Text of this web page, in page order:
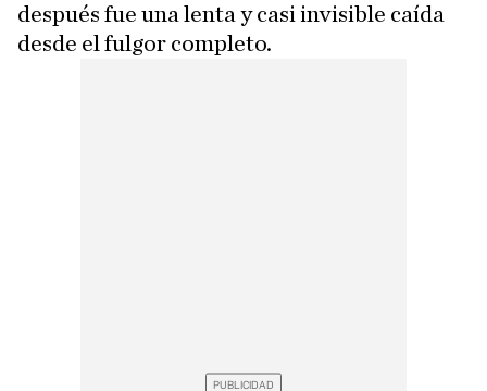
después fue una lenta y casi invisible caída
desde el fulgor completo.